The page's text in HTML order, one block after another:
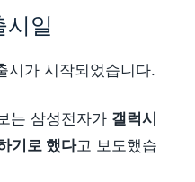
시일
가 시작되었습니다.
는 삼성전자가 갤럭시
기로 했다고 보도했습